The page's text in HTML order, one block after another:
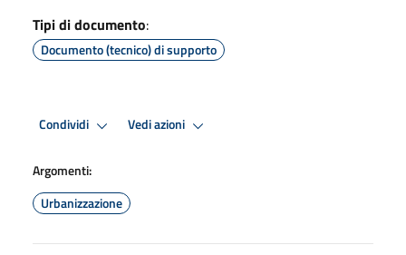
Tipi di documento:
Documento (tecnico) di supporto
Condividi Vedi azioni
Argomenti:
Urbanizzazione